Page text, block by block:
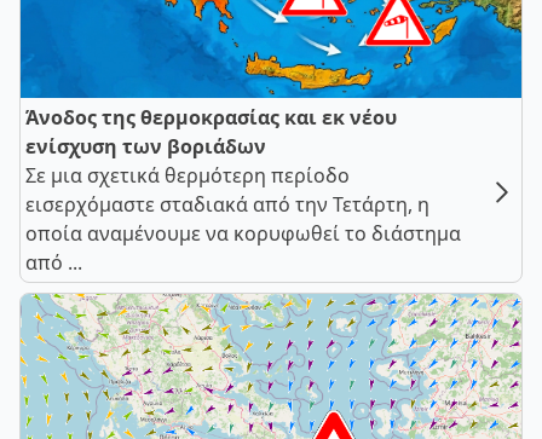
Άνοδος της θερμοκρασίας και εκ νέου
ενίσχυση των βοριάδων
Σε μια σχετικά θερμότερη περίοδο
εισερχόμαστε σταδιακά από την Τετάρτη, η
οποία αναμένουμε να κορυφωθεί το διάστημα
από ...